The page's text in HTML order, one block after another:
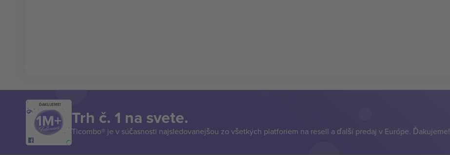
ĎAKUJEME!
Trh č. 1 na svete.
Ticombo® je v súčasnosti najsledovanejšou zo všetkých platforiem na resell a ďalší predaj v Európe. Ďakujeme!